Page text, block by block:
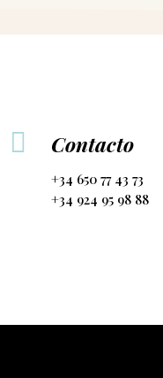
 Contacto
+34 650 77 43 73
+34 924 95 98 88